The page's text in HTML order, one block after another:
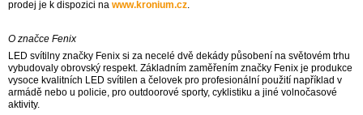
prodej je k dispozici na www.kronium.cz.
O značce Fenix
LED svítilny značky Fenix si za necelé dvě dekády působení na světovém trhu
vybudovaly obrovský respekt. Základním zaměřením značky Fenix je produkce
vysoce kvalitních LED svítilen a čelovek pro profesionální použití například v
armádě nebo u policie, pro outdoorové sporty, cyklistiku a jiné volnočasové
aktivity.